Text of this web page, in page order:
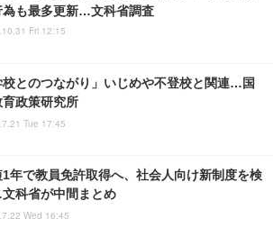
為も最多更新…文科省調査
Fri 12:15
校とのつながり」いじめや不登校と関連…国
育政策研究所
Tue 17:45
1年で教員免許取得へ、社会人向け新制度を検
科省が中間まとめ
Wed 16:45